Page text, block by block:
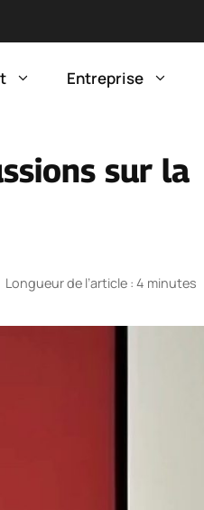
Entreprise
sur la
Longueur de l’article : 4 minutes